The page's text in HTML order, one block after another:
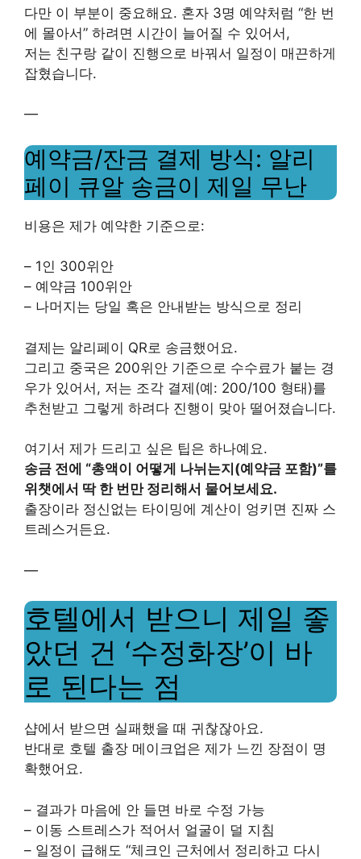
다만 이 부분이 중요해요. 혼자 3명 예약처럼 “한 번
에 몰아서” 하려면 시간이 늘어질 수 있어서,
저는 친구랑 같이 진행으로 바꿔서 일정이 매끈하게
잡혔습니다.
—
예약금/잔금 결제 방식: 알리
페이 큐알 송금이 제일 무난
비용은 제가 예약한 기준으로:
– 1인 300위안
– 예약금 100위안
– 나머지는 당일 혹은 안내받는 방식으로 정리
결제는 알리페이 QR로 송금했어요.
그리고 중국은 200위안 기준으로 수수료가 붙는 경
우가 있어서, 저는 조각 결제(예: 200/100 형태)를
추천받고 그렇게 하려다 진행이 맞아 떨어졌습니다.
여기서 제가 드리고 싶은 팁은 하나예요.
송금 전에 “총액이 어떻게 나뉘는지(예약금 포함)”를
위챗에서 딱 한 번만 정리해서 물어보세요.
출장이라 정신없는 타이밍에 계산이 엉키면 진짜 스
트레스거든요.
—
호텔에서 받으니 제일 좋
았던 건 ‘수정화장’이 바
로 된다는 점
샵에서 받으면 실패했을 때 귀찮잖아요.
반대로 호텔 출장 메이크업은 제가 느낀 장점이 명
확했어요.
– 결과가 마음에 안 들면 바로 수정 가능
– 이동 스트레스가 적어서 얼굴이 덜 지침
– 일정이 급해도 “체크인 근처에서 정리하고 다시